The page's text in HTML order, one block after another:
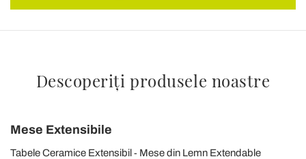
Descoperiți produsele noastre
Mese Extensibile
Tabele Ceramice Extensibil
Mese din Lemn Extendable